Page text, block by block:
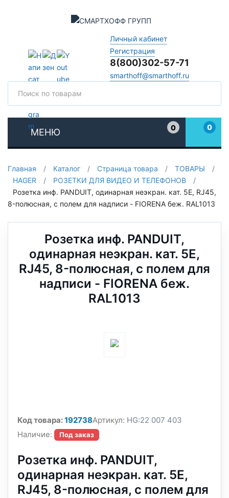
Личный кабинет
Регистрация
8(800)302-57-71
smarthoff@smarthoff.ru
МЕНЮ
0
0
Главная / Каталог / Страница товара / ТОВАРЫ
/
HAGER
/ РОЗЕТКИ ДЛЯ ВИДЕО И ТЕЛЕФОНОВ
/
Розетка инф. PANDUIT, одинарная неэкран. кат. 5E, RJ45,
8-полюсная, с полем для надписи - FIORENA беж. RAL1013
Розетка инф. PANDUIT,
одинарная неэкран. кат. 5E,
RJ45, 8-полюсная, с полем для
надписи - FIORENA беж.
RAL1013
Код товара:192738Артикул: HG:22 007 403
Наличие:
Под заказ
Розетка инф. PANDUIT,
одинарная неэкран. кат. 5E,
RJ45, 8-полюсная, с полем для